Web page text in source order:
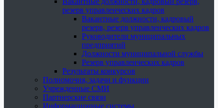
резерв управленческих кадров
Вакантные должности, кадровый
резерв, резерв управленческих кадров
Руководители муниципальных
предприятий
Должности муниципальной службы
Резерв управленческих кадров
Результаты конкурсов
Полномочия, задачи и функции
Учрежденные СМИ
Партнерские связи
Информационные системы